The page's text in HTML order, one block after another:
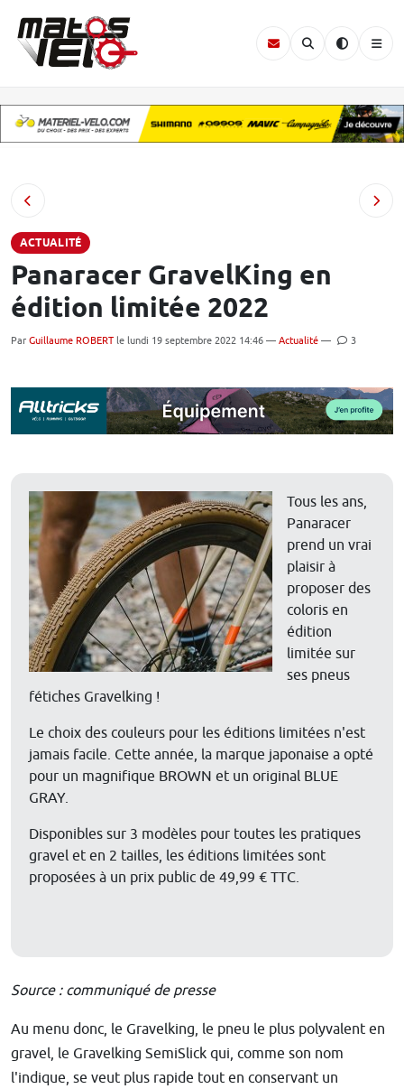
ACTUALITÉ
Panaracer GravelKing en
édition limitée 2022
Par Guillaume ROBERT le lundi 19 septembre 2022 14:46 — Actualité — 3
Tous les ans,
Panaracer
prend un vrai
plaisir à
proposer des
coloris en
édition
limitée sur
ses pneus
fétiches Gravelking !
Le choix des couleurs pour les éditions limitées n'est
jamais facile. Cette année, la marque japonaise a opté
pour un magnifique BROWN et un original BLUE
GRAY.
Disponibles sur 3 modèles pour toutes les pratiques
gravel et en 2 tailles, les éditions limitées sont
proposées à un prix public de 49,99 € TTC.
Source : communiqué de presse
Au menu donc, le Gravelking, le pneu le plus polyvalent en
gravel, le Gravelking SemiSlick qui, comme son nom
l'indique, se veut plus rapide tout en conservant un